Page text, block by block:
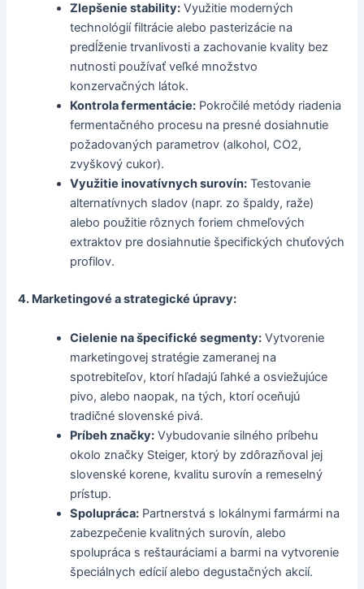
Zlepšenie stability: Využitie moderných
technológií filtrácie alebo pasterizácie na
predĺženie trvanlivosti a zachovanie kvality bez
nutnosti používať veľké množstvo
konzervačných látok.
Kontrola fermentácie: Pokročilé metódy riadenia
fermentačného procesu na presné dosiahnutie
požadovaných parametrov (alkohol, CO2,
zvyškový cukor).
Využitie inovatívnych surovín: Testovanie
alternatívnych sladov (napr. zo špaldy, raže)
alebo použitie rôznych foriem chmeľových
extraktov pre dosiahnutie špecifických chuťových
profilov.
4. Marketingové a strategické úpravy:
Cielenie na špecifické segmenty: Vytvorenie
marketingovej stratégie zameranej na
spotrebiteľov, ktorí hľadajú ľahké a osviežujúce
pivo, alebo naopak, na tých, ktorí oceňujú
tradičné slovenské pivá.
Príbeh značky: Vybudovanie silného príbehu
okolo značky Steiger, ktorý by zdôrazňoval jej
slovenské korene, kvalitu surovín a remeselný
prístup.
Spolupráca: Partnerstvá s lokálnymi farmármi na
zabezpečenie kvalitných surovín, alebo
spolupráca s reštauráciami a barmi na vytvorenie
špeciálnych edícií alebo degustačných akcií.